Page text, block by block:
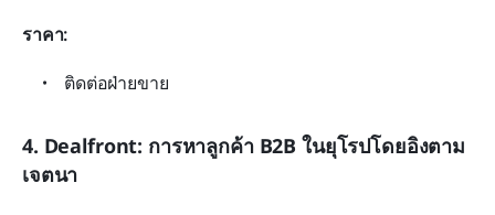
ราคา:
ติดต่อฝ่ายขาย
4. Dealfront: การหาลูกค้า B2B ในยุโรปโดยอิงตาม
เจตนา